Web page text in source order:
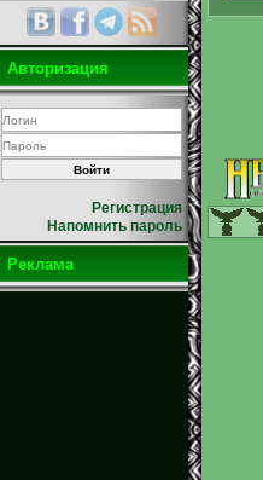
Авторизация
Регистрация
Напомнить пароль
Реклама